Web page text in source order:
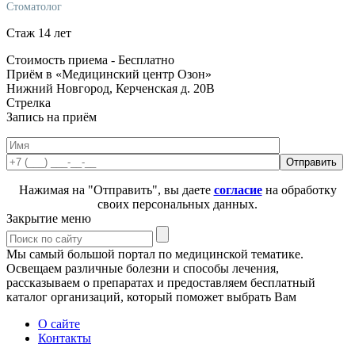
Стоматолог
Стаж 14 лет
Стоимость приема - Бесплатно
Приём в «Медицинский центр Озон»
Нижний Новгород, Керченская д. 20В
Стрелка
Запись на приём
Нажимая на "Отправить", вы даете согласиена обработку
своих персональных данных.
Закрытие меню
Мы самый большой портал по медицинской тематике.
Освещаем различные болезни и способы лечения,
рассказываем о препаратах и предоставляем бесплатный
каталог организаций, который поможет выбрать Вам
О сайте
Контакты